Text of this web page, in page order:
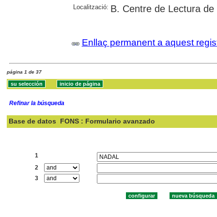
Localització: B. Centre de Lectura de
Enllaç permanent a aquest
página 1 de 37
Refinar la búsqueda
Base de datos FONS : Formulario avanzado
1
2
3